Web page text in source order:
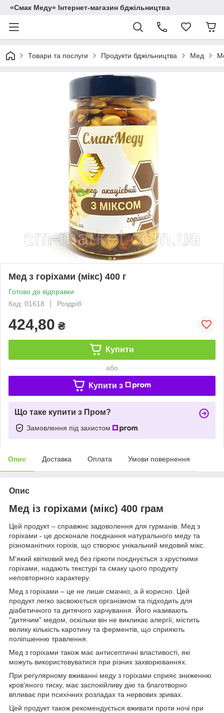
«Смак Меду» Інтернет-магазин бджільництва
Товари та послуги Продукти бджільництва Мед
Мед з горіхами (мікс) 400 г
Готово до відправки
Код: 01618
Роздріб
424,80 ₴
Купити
або
Купити з
Що таке купити з Пром?
Замовлення під захистом
Опис Доставка Оплата Умови повернення
Опис
Мед із горіхами (мікс) 400 грам
Цей продукт – справжнє задоволення для гурманів. Мед з
горіхами - це досконале поєднання натурального меду та
різноманітних горіхів, що створює унікальний медовий мікс.
М'який квітковий мед без гіркоти поєднується з хрусткими
горіхами, надають текстурі та смаку цього продукту
неповторного характеру.
Мед з горіхами – це не лише смачно, а й корисно. Цей
продукт легко засвоюється організмом та підходить для
діабетичного та дитячого харчування. Його називають
"дитячим" медом, оскільки він не викликає алергії, містить
велику кількість каротину та ферментів, що сприяють
поліпшенню травлення.
Мед з горіхами також має антисептичні властивості, які
можуть використовуватися при різних захворюваннях.
При регулярному вживанні меду з горіхами сприяє зниженню
кров'яного тиску, має заспокійливу дію та благотворно
впливає при психічних розладах та нервових зривах.
Цей продукт також рекомендується вживати проти ночі при